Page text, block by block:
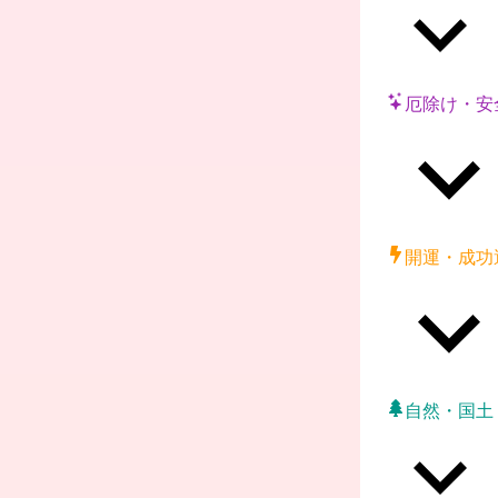
厄除け・安
開運・成功
自然・国土